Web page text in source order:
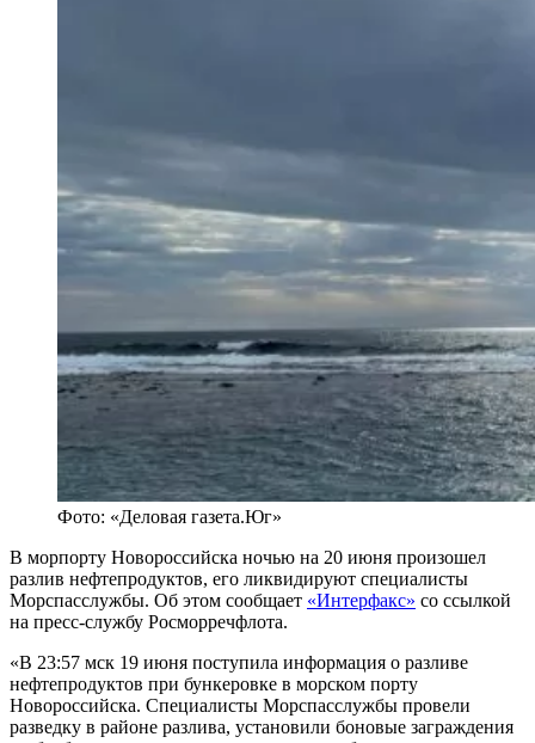
Фото: «Деловая газета.Юг»
В морпорту Новороссийска ночью на 20 июня произошел
разлив нефтепродуктов, его ликвидируют специалисты
Морспасслужбы. Об этом сообщает «Интерфакс» со ссылкой
на пресс-службу Росморречфлота.
«В 23:57 мск 19 июня поступила информация о разливе
нефтепродуктов при бункеровке в морском порту
Новороссийска. Специалисты Морспасслужбы провели
разведку в районе разлива, установили боновые заграждения